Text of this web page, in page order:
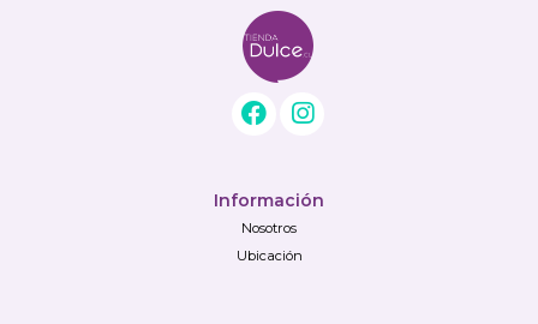
Información
Nosotros
Ubicación